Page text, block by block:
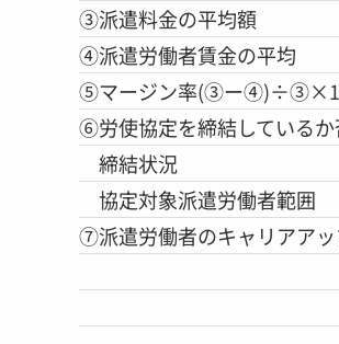
③派遣料金の平均額
④派遣労働者賃金の平均
⑤マージン率(③ー
⑥労使協定を締結している
締結状況
協定対象派遣労働者範囲
⑦派遣労働者のキャリアア